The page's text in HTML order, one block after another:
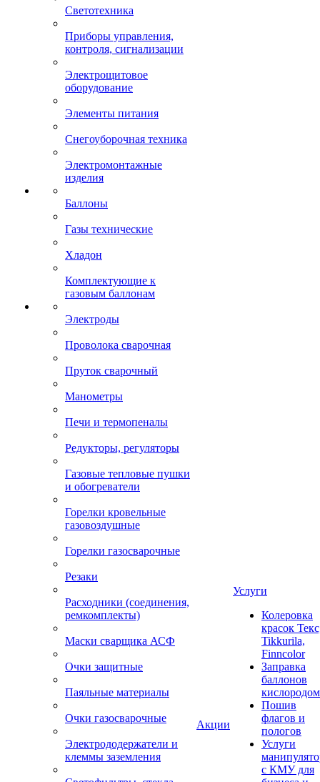
Светотехника
Приборы управления,
контроля, сигнализации
Электрощитовое
оборудование
Элементы питания
Снегоуборочная техника
Электромонтажные
изделия
Баллоны
Газы технические
Хладон
Комплектующие к
газовым баллонам
Электроды
Проволока сварочная
Пруток сварочный
Манометры
Печи и термопеналы
Редукторы, регуляторы
Газовые тепловые пушки
и обогреватели
Горелки кровельные
газовоздушные
Горелки газосварочные
Резаки
Расходники (соединения,
ремкомплекты)
Маски сварщика АСФ
Очки защитные
Паяльные материалы
Очки газосварочные
Электрододержатели и
клеммы заземления
Акции
Услуги
Колеровка
красок
Tikkurila,
Finncolor
Заправка
баллонов
кислородом
Пошив
флагов и
пологов
Услуги
с КМУ для